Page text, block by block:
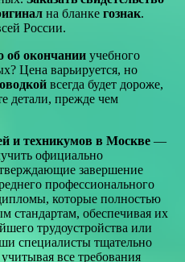
на бланке гознак.
России.
об окончании учебного
Цена варьируется, но
всегда будет дороже,
детали, прежде чем
и техникумов в Москве —
официально
завершение
профессионального
которые полностью
стандартам, обеспечивая их
трудоустройства или
специалисты тщательно
все требования